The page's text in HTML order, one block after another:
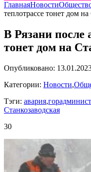
ГлавнаяНовости
теплотрассе тонет дом
В Рязани после
тонет дом на
Опубликовано:
Категории: Новости,
Тэги: авария,
Станкозаводская
30